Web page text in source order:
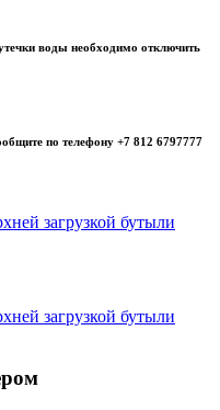
воды необходимо отключить
по телефону +7 812 6797777
загрузкой бутыли
загрузкой бутыли